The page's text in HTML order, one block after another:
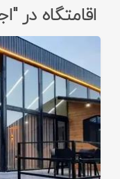
اقامتگاه در